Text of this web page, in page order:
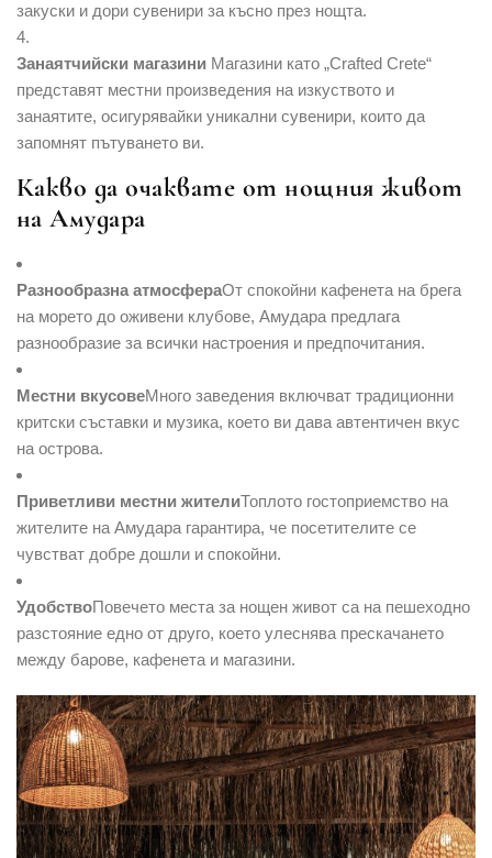
закуски и дори сувенири за късно през нощта.
Занаятчийски магазини Магазини като „Crafted Crete“
представят местни произведения на изкуството и
занаятите, осигурявайки уникални сувенири, които да
запомнят пътуването ви.
Какво да очаквате от нощния живот
на Амудара
Разнообразна атмосфераОт спокойни кафенета на брега
на морето до оживени клубове, Амудара предлага
разнообразие за всички настроения и предпочитания.
Местни вкусовеМного заведения включват традиционни
критски съставки и музика, което ви дава автентичен вкус
на острова.
Приветливи местни жителиТоплото гостоприемство на
жителите на Амудара гарантира, че посетителите се
чувстват добре дошли и спокойни.
УдобствоПовечето места за нощен живот са на пешеходно
разстояние едно от друго, което улеснява прескачането
между барове, кафенета и магазини.